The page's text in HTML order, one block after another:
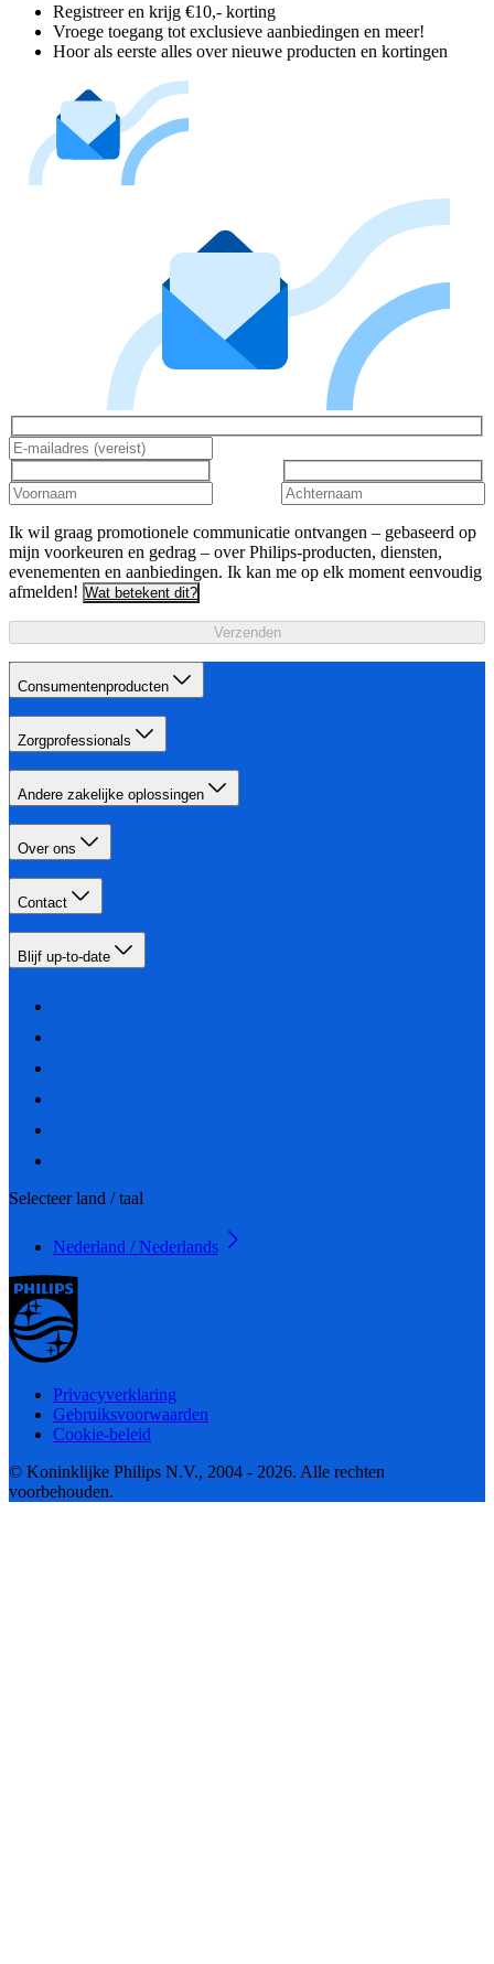
Registreer en krijg €10,- korting
Vroege toegang tot exclusieve aanbiedingen en meer!
Hoor als eerste alles over nieuwe producten en kortingen
Ik wil graag promotionele communicatie ontvangen – gebaseerd op
mijn voorkeuren en gedrag – over Philips-producten, diensten,
evenementen en aanbiedingen. Ik kan me op elk moment eenvoudig
afmelden! Wat betekent dit?
Verzenden
Consumentenproducten
Zorgprofessionals
Andere zakelijke oplossingen
Over ons
Contact
Blijf up-to-date
Selecteer land / taal
Nederland / Nederlands
Privacyverklaring
Gebruiksvoorwaarden
Cookie-beleid
© Koninklijke Philips N.V., 2004 - 2026. Alle rechten
voorbehouden.